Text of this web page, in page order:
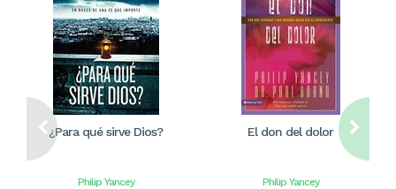
¿Para qué sirve Dios?
Philip Yancey
El don del dolor
Philip Yancey